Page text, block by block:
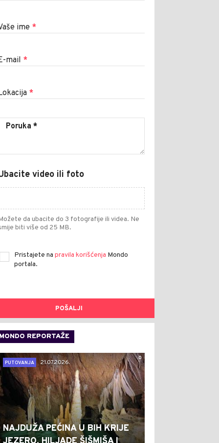
ime *
mail *
*
video ili foto
da ubacite do 3 fotografije ili videa. Ne
biti više od 25 MB.
Pristajete na pravila korišćenja Mondo
portala.
POŠALJI
MONDO REPORTAŽE
0
PUTOVANJA
21.07.2026.
NAJDUŽA PEĆINA U BIH KRIJE